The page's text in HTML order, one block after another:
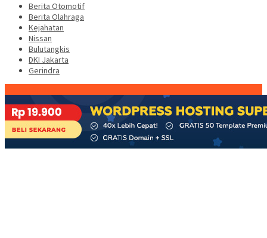
Berita Otomotif
Berita Olahraga
Kejahatan
Nissan
Bulutangkis
DKI Jakarta
Gerindra